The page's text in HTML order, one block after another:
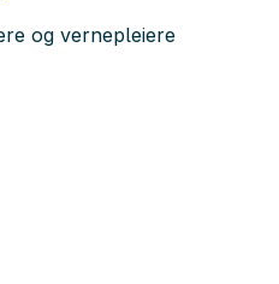
og vernepleiere